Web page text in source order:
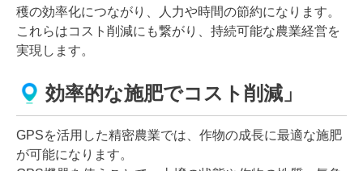
穫の効率化につながり、人力や時間の節約になります。
これらはコスト削減にも繋がり、持続可能な農業経営を
実現します。
効率的な施肥でコスト削減」
GPSを活用した精密農業では、作物の成長に最適な施肥
が可能になります。